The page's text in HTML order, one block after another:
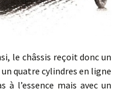
châssis reçoit donc un
quatre cylindres en ligne
à l’essence mais avec un